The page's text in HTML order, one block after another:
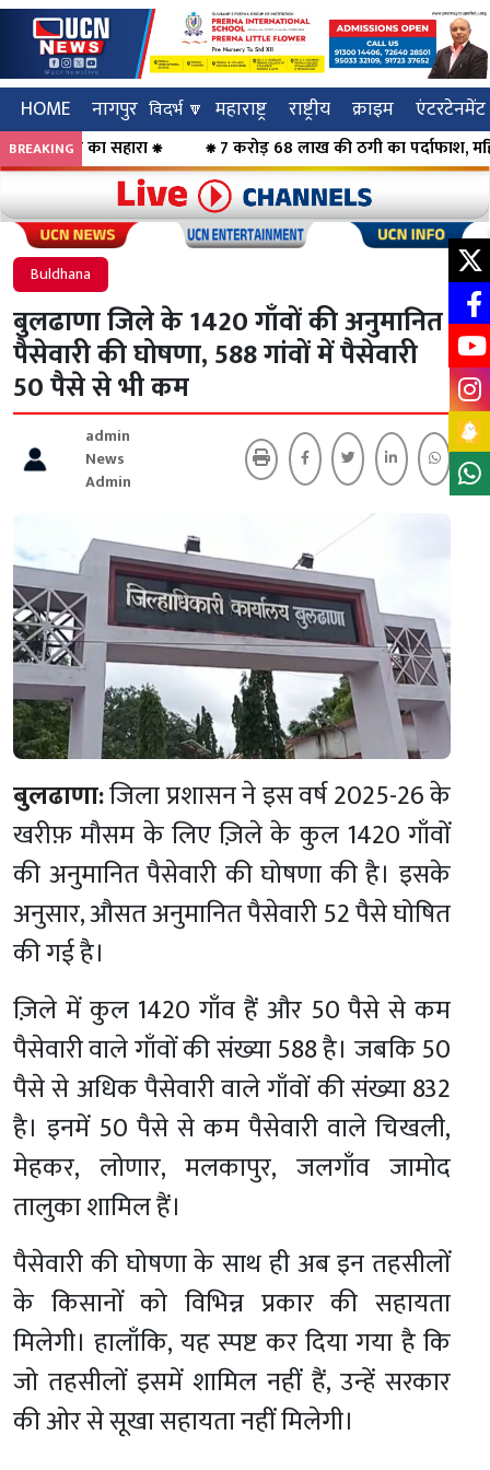
HOME नागपुर विदर्भ 🔽 महाराष्ट्र राष्ट्रीय क्राइम एंटरटेनमेंट
BREAKING
खेमे का सहारा ⁕ ⁕ 7 करोड़ 68 लाख की ठगी का पर्दाफाश, महिलाओं
Click to visit UCN News Click to
Buldhana
बुलढाणा जिले के 1420 गाँवों की अनुमानित
पैसेवारी की घोषणा, 588 गांवों में पैसेवारी
50 पैसे से भी कम
admin
News
Admin
बुलढाणा:जिला प्रशासन ने इस वर्ष 2025-26 के
खरीफ़ मौसम के लिए ज़िले के कुल 1420 गाँवों
की अनुमानित पैसेवारी की घोषणा की है। इसके
अनुसार, औसत अनुमानित पैसेवारी 52 पैसे घोषित
की गई है।
ज़िले में कुल 1420 गाँव हैं और 50 पैसे से कम
पैसेवारी वाले गाँवों की संख्या 588 है। जबकि 50
पैसे से अधिक पैसेवारी वाले गाँवों की संख्या 832
है। इनमें 50 पैसे से कम पैसेवारी वाले चिखली,
मेहकर, लोणार, मलकापुर, जलगाँव जामोद
तालुका शामिल हैं।
पैसेवारी की घोषणा के साथ ही अब इन तहसीलों
के किसानों को विभिन्न प्रकार की सहायता
मिलेगी। हालाँकि, यह स्पष्ट कर दिया गया है कि
जो तहसीलों इसमें शामिल नहीं हैं, उन्हें सरकार
की ओर से सूखा सहायता नहीं मिलेगी।